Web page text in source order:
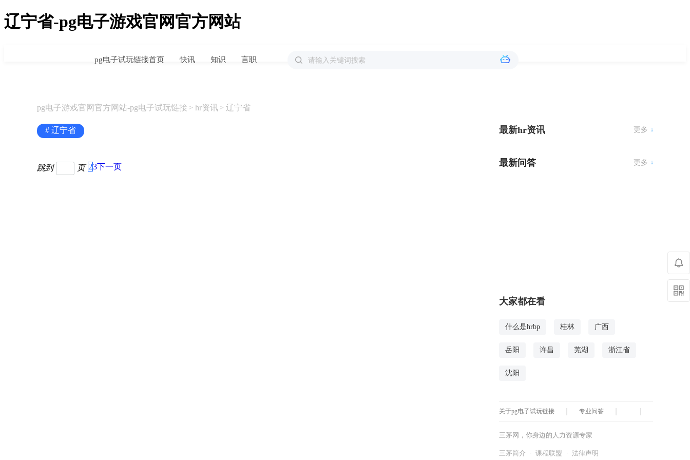
辽宁省-pg电子游戏官网官方网站
pg电子试玩链接首页 快讯 知识 言职
pg电子游戏官网官方网站-pg电子试玩链接 hr资讯 辽宁省
# 辽宁省
23下一页
跳到 页
最新hr资讯 更多
最新问答 更多
大家都在看
什么是hrbp 桂林 广西
岳阳 许昌 芜湖 浙江省
沈阳
关于pg电子试玩链接 专业问答
三茅网，你身边的人力资源专家
三茅简介 · 课程联盟 · 法律声明